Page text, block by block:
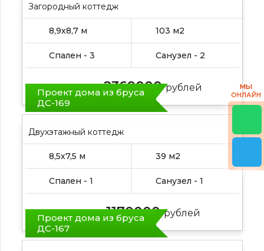
Загородный коттедж
8,9х8,7 м 103 м2
Спален - 3 Санузел - 2
Цена от: 2369000рублей
Проект дома из бруса
ДС-169
Двухэтажный коттедж
8,5х7,5 м 39 м2
Спален - 1 Санузел - 1
Цена от: 1170000рублей
Проект дома из бруса
ДС-167
МЫ
ОНЛАЙН